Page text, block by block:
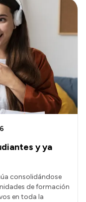
y ya
consolidándose
de formación
en toda la